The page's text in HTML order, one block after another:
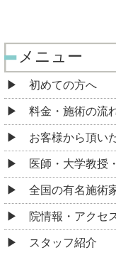
メニュー
初めての方へ
料金・施術の流
お客様から頂い
医師・大学教授
全国の有名施術
院情報・アクセ
スタッフ紹介